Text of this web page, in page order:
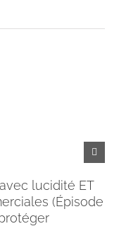
lucidité ET
(Épisode